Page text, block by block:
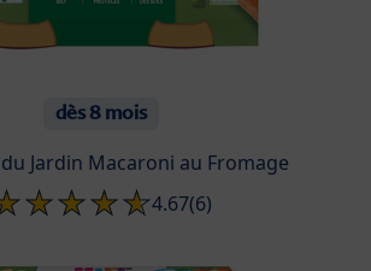
dès 8 mois
Jardin Macaroni au Fromage
4.67(6)